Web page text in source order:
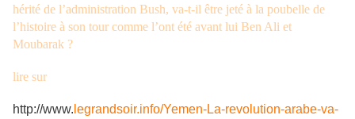
hérité de l’administration Bush, va-t-il être jeté à la poubelle de
l’histoire à son tour comme l’ont été avant lui Ben Ali et
Moubarak ?
lire sur
http://www. legrandsoir.info/Yemen-La-revolution-arabe-va-